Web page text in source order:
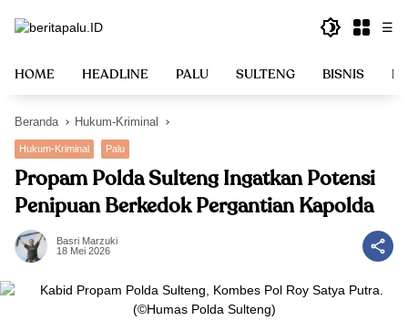
☰
HOME HEADLINE PALU SULTENG BISNIS
Beranda Hukum-Kriminal
Hukum-Kriminal Palu
Propam Polda Sulteng Ingatkan Potensi
Penipuan Berkedok Pergantian Kapolda
Basri Marzuki
18 Mei 2026